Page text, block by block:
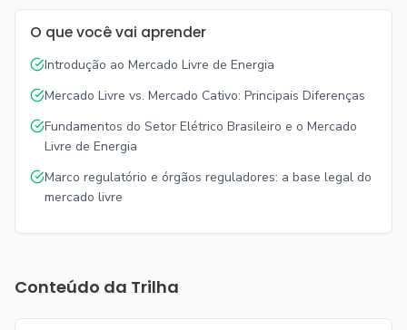
Conteúdo da Trilha
O que você vai aprender
Introdução ao Mercado Livre de Energia
Mercado Livre vs. Mercado Cativo: Principais Diferenças
Fundamentos do Setor Elétrico Brasileiro e o Mercado
Livre de Energia
Marco regulatório e órgãos reguladores: a base legal do
mercado livre